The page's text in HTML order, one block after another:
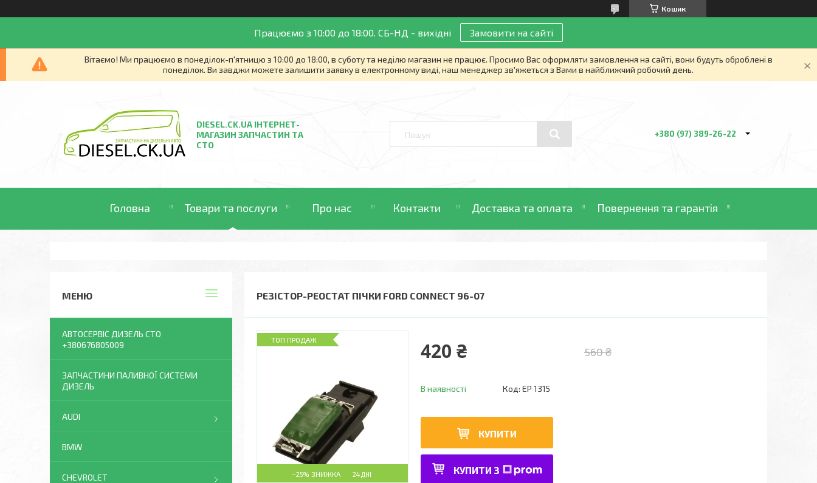
Кошик
Працюємо з 10:00 до 18:00. СБ-НД - вихідні Замовити на сайті
Вітаємо! Ми працюємо в понеділок-п'ятницю з 10:00 до 18:00, в суботу та неділю магазин не працює. Просимо Вас оформляти замовлення на сайті, вони будуть оброблені в
понеділок. Ви завджи можете залишити заявку в електронному виді, наш менеджер зв'яжеться з Вами в найближчий робочий день.
DIESEL.CK.UA ІНТЕРНЕТ-
МАГАЗИН ЗАПЧАСТИН ТА
СТО
+380 (97) 389-26-22
Головна Товари та послуги Про нас Контакти Доставка та оплата Повернення та гарантія
РЕЗІСТОР-РЕОСТАТ ПІЧКИ FORD CONNECT 96-07
–25% 24 ДНІ
ТОП ПРОДАЖ
560 ₴
420 ₴
В наявності Код: EP 1315
КУПИТИ
КУПИТИ З
АВТОСЕРВІС ДИЗЕЛЬ СТО
+380676805009
ЗАПЧАСТИНИ ПАЛИВНОЇ СИСТЕМИ
ДИЗЕЛЬ
AUDI
BMW
CHEVROLET